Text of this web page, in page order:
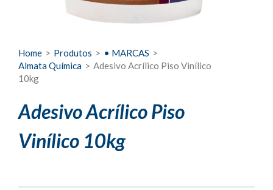
Home > Produtos > • MARCAS >
Almata Química > Adesivo Acrílico Piso Vinílico
10kg
Adesivo Acrílico Piso
Vinílico 10kg